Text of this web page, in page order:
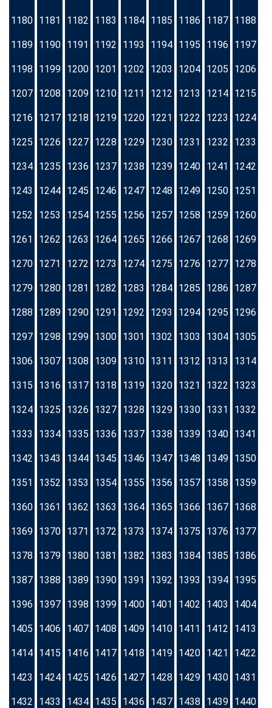
1180 1181 1182 1183 1184 1185 1186 1187 1188
1189 1190 1191 1192 1193 1194 1195 1196 1197
1198 1199 1200 1201 1202 1203 1204 1205 1206
1207 1208 1209 1210 1211 1212 1213 1214 1215
1216 1217 1218 1219 1220 1221 1222 1223 1224
1225 1226 1227 1228 1229 1230 1231 1232 1233
1234 1235 1236 1237 1238 1239 1240 1241 1242
1243 1244 1245 1246 1247 1248 1249 1250 1251
1252 1253 1254 1255 1256 1257 1258 1259 1260
1261 1262 1263 1264 1265 1266 1267 1268 1269
1270 1271 1272 1273 1274 1275 1276 1277 1278
1279 1280 1281 1282 1283 1284 1285 1286 1287
1288 1289 1290 1291 1292 1293 1294 1295 1296
1297 1298 1299 1300 1301 1302 1303 1304 1305
1306 1307 1308 1309 1310 1311 1312 1313 1314
1315 1316 1317 1318 1319 1320 1321 1322 1323
1324 1325 1326 1327 1328 1329 1330 1331 1332
1333 1334 1335 1336 1337 1338 1339 1340 1341
1342 1343 1344 1345 1346 1347 1348 1349 1350
1351 1352 1353 1354 1355 1356 1357 1358 1359
1360 1361 1362 1363 1364 1365 1366 1367 1368
1369 1370 1371 1372 1373 1374 1375 1376 1377
1378 1379 1380 1381 1382 1383 1384 1385 1386
1387 1388 1389 1390 1391 1392 1393 1394 1395
1396 1397 1398 1399 1400 1401 1402 1403 1404
1405 1406 1407 1408 1409 1410 1411 1412 1413
1414 1415 1416 1417 1418 1419 1420 1421 1422
1423 1424 1425 1426 1427 1428 1429 1430 1431
1432 1433 1434 1435 1436 1437 1438 1439 1440